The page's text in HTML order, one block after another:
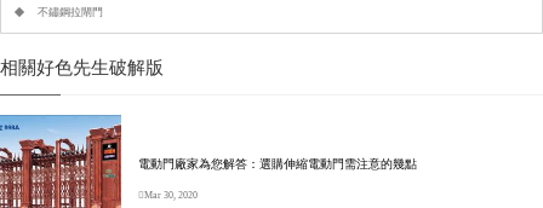
不鏽鋼拉閘門
相關好色先生破解版
電動門廠家為您解答：選購伸縮電動門需注意的幾點
Mar 30, 2020